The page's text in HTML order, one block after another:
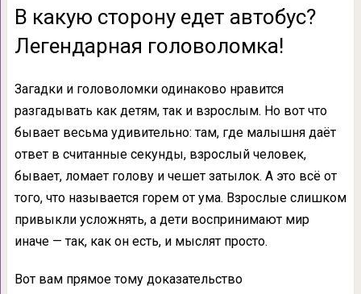
В какую сторону едет автобус?
Легендарная головоломка!
Загадки и головоломки одинаково нравится
разгадывать как детям, так и взрослым. Но вот что
бывает весьма удивительно: там, где малышня даёт
ответ в считанные секунды, взрослый человек,
бывает, ломает голову и чешет затылок. А это всё от
того, что называется горем от ума. Взрослые слишком
привыкли усложнять, а дети воспринимают мир
иначе — так, как он есть, и мыслят просто.
Вот вам прямое тому доказательство